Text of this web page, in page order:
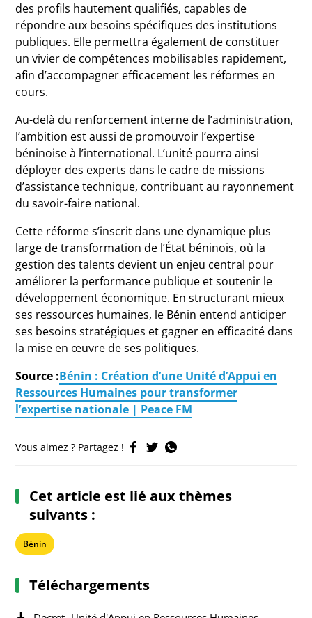
des profils hautement qualifiés, capables de
répondre aux besoins spécifiques des institutions
publiques. Elle permettra également de constituer
un vivier de compétences mobilisables rapidement,
afin d’accompagner efficacement les réformes en
cours.
Au-delà du renforcement interne de l’administration,
l’ambition est aussi de promouvoir l’expertise
béninoise à l’international. L’unité pourra ainsi
déployer des experts dans le cadre de missions
d’assistance technique, contribuant au rayonnement
du savoir-faire national.
Cette réforme s’inscrit dans une dynamique plus
large de transformation de l’État béninois, où la
gestion des talents devient un enjeu central pour
améliorer la performance publique et soutenir le
développement économique. En structurant mieux
ses ressources humaines, le Bénin entend anticiper
ses besoins stratégiques et gagner en efficacité dans
la mise en œuvre de ses politiques.
Source :Bénin : Création d’une Unité d’Appui en
Ressources Humaines pour transformer
l’expertise nationale | Peace FM
Vous aimez ? Partagez !
Cet article est lié aux thèmes
suivants :
Bénin
Téléchargements